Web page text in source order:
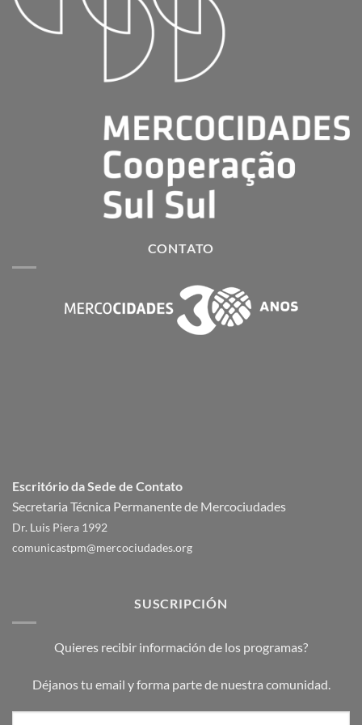
CONTATO
Escritório da Sede de Contato
Secretaria Técnica Permanente de Mercociudades
Dr. Luis Piera 1992
comunicastpm@mercociudades.org
SUSCRIPCIÓN
Quieres recibir información de los programas?
Déjanos tu email y forma parte de nuestra comunidad.